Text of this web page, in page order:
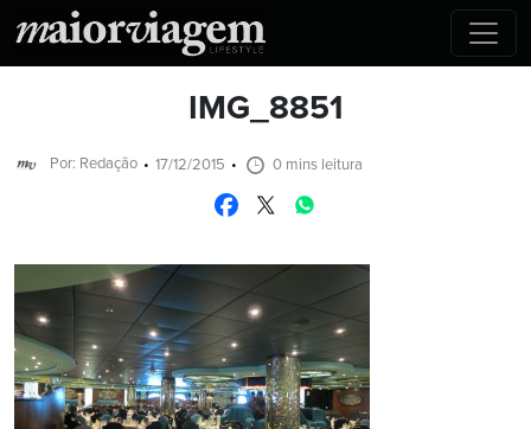
IMG_8851
Por: Redação 17/12/2015 0 mins leitura